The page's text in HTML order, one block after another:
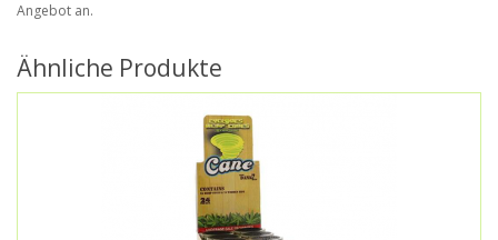
Angebot an.
Ähnliche Produkte